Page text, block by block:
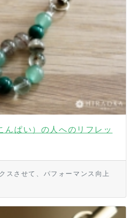
んぱい）の人へのリフレッ
スさせて、パフォーマンス向上